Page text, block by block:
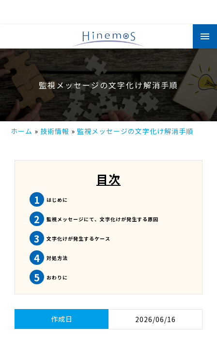
コ
ン
テ
監視メッセージの文字化け解消手順
ホーム 技術情報 監視メッセージの文字化け解消手順
目次
1 はじめに
2 監視メッセージにて、文字化けが発生する原因
3 文字化けが発生するケース
4 対処方法
5 おわりに
作成日 2026/06/16